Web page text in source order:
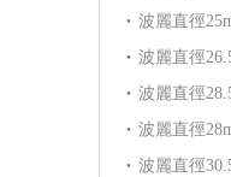
波麗直徑
波麗直徑
波麗直徑
波麗直徑
波麗直徑